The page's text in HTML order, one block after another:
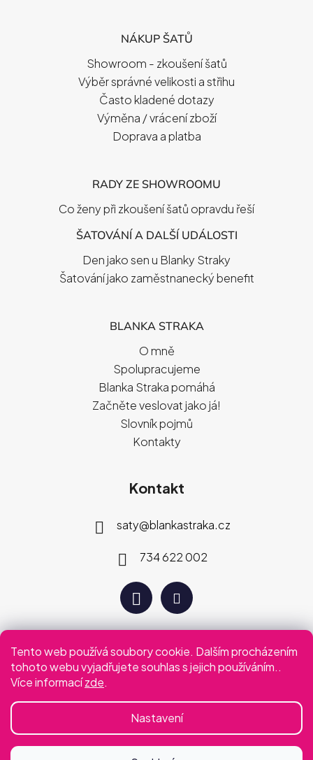
Tento web používá soubory cookie. Dalším procházením
tohoto webu vyjadřujete souhlas s jejich používáním..
Více informacízde.
Nastavení
NÁKUP ŠATŮ
Showroom - zkoušení šatů
Výběr správné velikosti a střihu
Často kladené dotazy
Výměna / vrácení zboží
Doprava a platba
RADY ZE SHOWROOMU
Co ženy při zkoušení šatů opravdu řeší
ŠATOVÁNÍ A DALŠÍ UDÁLOSTI
Den jako sen u Blanky Straky
Šatování jako zaměstnanecký benefit
BLANKA STRAKA
O mně
Spolupracujeme
Blanka Straka pomáhá
Začněte veslovat jako já!
Slovník pojmů
Kontakty
Kontakt
saty@blankastraka.cz
734 622 002
Plaťte jak vám vyhovuje
Podmínky ochrany osobních údajů Obchodní podmínky